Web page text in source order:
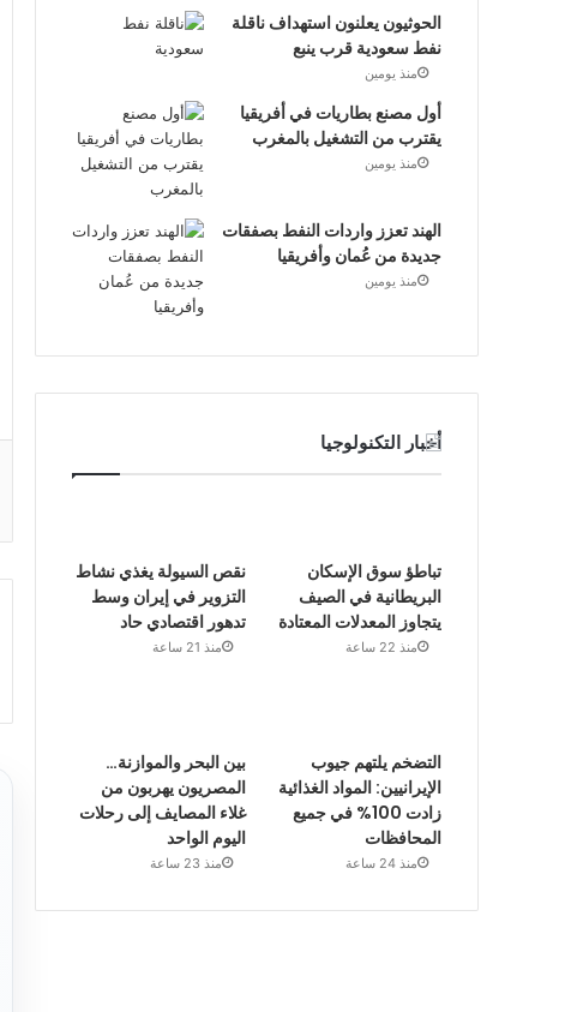
الحوثيون يعلنون استهداف ناقلة
نفط سعودية قرب ينبع
منذ يومين
أول مصنع بطاريات في أفريقيا
يقترب من التشغيل بالمغرب
منذ يومين
الهند تعزز واردات النفط بصفقات
جديدة من عُمان وأفريقيا
منذ يومين
أخبار التكنولوجيا
نقص السيولة يغذي نشاط
التزوير في إيران وسط
تدهور اقتصادي حاد
منذ 21 ساعة
تباطؤ سوق الإسكان
البريطانية في الصيف
يتجاوز المعدلات المعتادة
منذ 22 ساعة
بين البحر والموازنة…
المصريون يهربون من
غلاء المصايف إلى رحلات
اليوم الواحد
منذ 23 ساعة
التضخم يلتهم جيوب
الإيرانيين: المواد الغذائية
زادت 100% في جميع
المحافظات
منذ 24 ساعة